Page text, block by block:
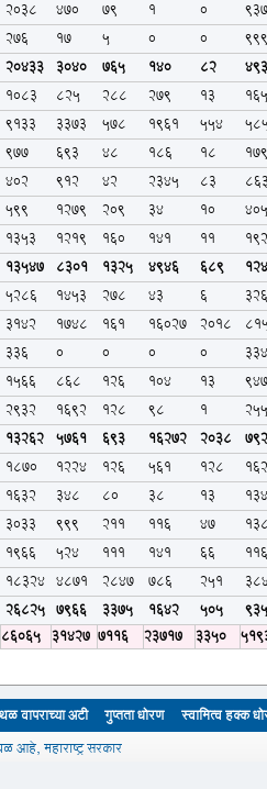
2038 470 79 1 0
276 17 5 0 0
20433 3040 765 140 82
1083 825 288 279 13
9133 3373 578 1961 554
977 693 48 186 18
402 912 42 2345 83
599 1279 209 34 10
1353 1219 160 141 11
13547 8301 1325 4946 689
5286 1453 278 43 6
3142 1748 161 16027 2018
336 0 0 0 0
1566 868 126 104 13
2932 1692 128 98 1
13262 5761 693 16272 2038
1870 1224 126 561 128
1632 348 80 38 13
3033 999 211 116 47
1966 524 111 141 66
18324 4871 2847 786 251
26825 7966 3375 1642 505
86065 31427 7116 23717 3350
वापराच्या अटी गुप्तता धोरण
स्वामित्व हक्क
आहे, महाराष्ट्र सरकार